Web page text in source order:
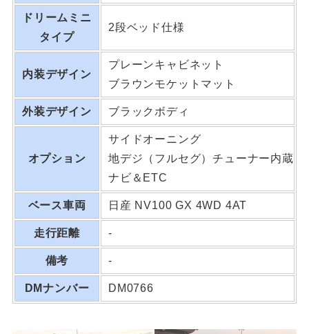
ドリームミニ
タイプ
2段ベッド仕様
内装デザイン
プレーンキャビネット
ブラウンモケットマット
外装デザイン ブラックボディ
オプション
サイドオーニング
地デジ（フルセグ）チューナー内蔵
ナビ＆ETC
ベース車両 日産 NV100 GX 4WD 4AT
走行距離 -
備考 -
DMナンバー DM0766